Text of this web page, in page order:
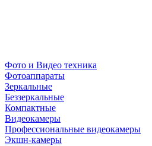
Фото и Видео техника
Фотоаппараты
Зеркальные
Беззеркальные
Компактные
Видеокамеры
Профессиональные видеокамеры
Экшн-камеры